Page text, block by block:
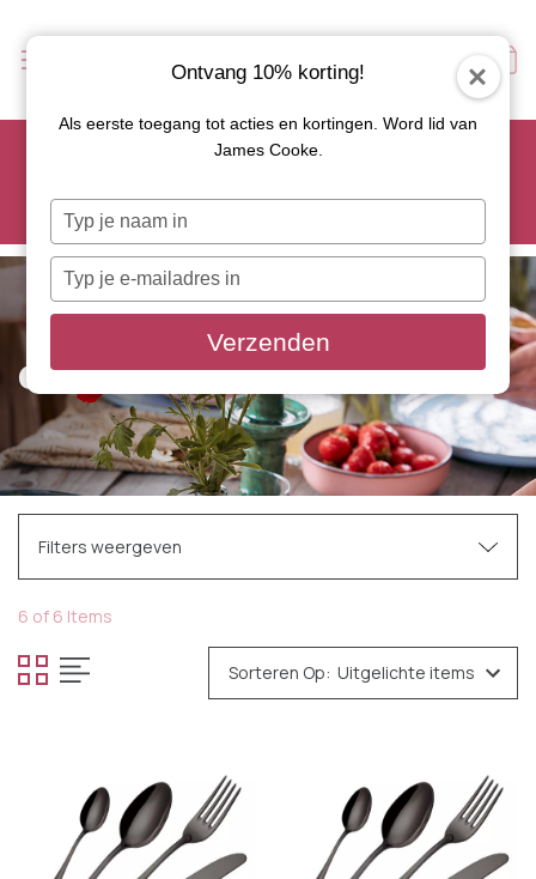
Scoor je favoriete tapasservies nu met 15% korting en
Let op: de actie geldt alleen op geselecteerde artikelen met
GEKLEURD BESTEK
Filters weergeven
Categories
Servies
Zilverkleurig bestek
Glazen
Cocktailaccessoires
6 of 6 Items
Sorteren Op:
Ontvang 10% korting!
Als eerste toegang tot acties en kortingen. Word lid van
James Cooke.
Typ
je
naam
Typ
je
e-
in
Verzenden